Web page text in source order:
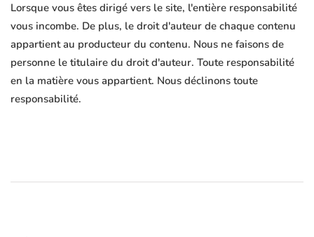
Lorsque vous êtes dirigé vers le site, l'entière responsabilité
vous incombe. De plus, le droit d'auteur de chaque contenu
appartient au producteur du contenu. Nous ne faisons de
personne le titulaire du droit d'auteur. Toute responsabilité
en la matière vous appartient. Nous déclinons toute
responsabilité.